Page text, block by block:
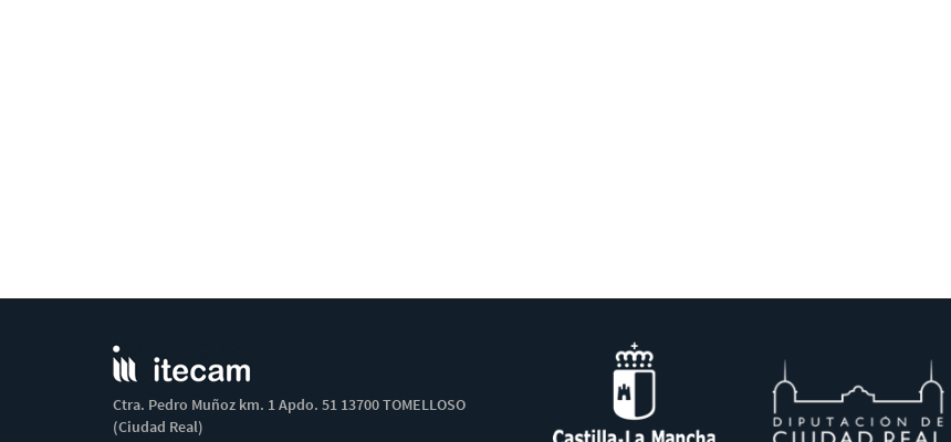
Ctra. Pedro Muñoz km. 1 Apdo. 51 13700 TOMELLOSO
(Ciudad Real)